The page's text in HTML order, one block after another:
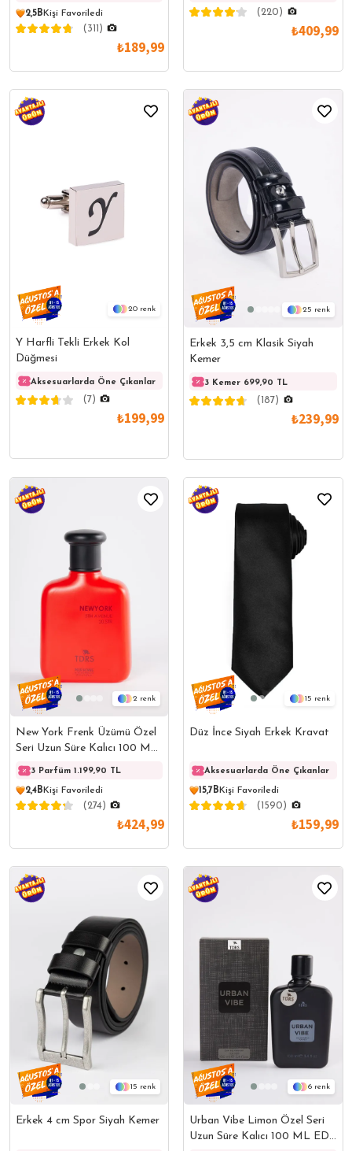
2,5B Kişi Favoriledi
(311)
₺189,99
(220)
₺409,99
20
Y Harfli Tekli Erkek Kol
Düğmesi
Aksesuarlarda Öne Çıkanlar Aksesuarlarda Öne Çıkanlar
(7)
₺199,99
25
Erkek 3,5 cm Klasik Siyah
Kemer
3 Kemer 699,90 TL
(187)
₺239,99
2
New York Frenk Üzümü Özel
Seri Uzun Süre Kalıcı 100 ML
EDC Erkek Parfüm
3 Parfüm 1.199,90 TL 3 Parfüm 1.199,90 TL 3
2,4B Kişi Favoriledi
(274)
₺424,99
15
Düz İnce Siyah Erkek Kravat
Aksesuarlarda Öne Çıkanlar
15,7B Kişi Favoriledi
(1590)
₺159,99
15
Erkek 4 cm Spor Siyah Kemer
6
Urban Vibe Limon Özel Seri
Uzun Süre Kalıcı 100 ML EDP